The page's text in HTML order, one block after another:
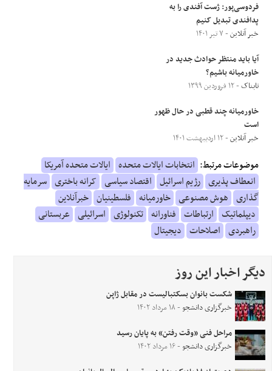
فردوسی‌پور: ژست آفندی را به
پدافندی تبدیل کنیم
خبر آنلاین- ۷ تیر ۱۴۰۱
آیا باید منتظر حوادث جدید در
خاورمیانه باشیم؟
تابناک- ۱۲ فروردین ۱۳۹۹
خاورمیانه چند قطبی در حال ظهور
است
خبر آنلاین- ۱۲ اردیبهشت ۱۴۰۱
موضوعات مرتبط: انتخابات ایالات متحده ایالات متحده آمریکا
انعطاف پذیری رژیم اسرائیل اقتصاد سیاسی کرانه باختری سرمایه
گذاری هوش مصنوعی خاورمیانه فلسطینیان خبرآنلاین
دیپلماتیک ارتباطات فناورانه تکنولوژی اسرائیلی عربستانی
راهبردی اصلاحات دیجیتال
دیگر اخبار این روز
شکست بانوان بسکتبالیست در مقابل ژاپن
خبرگزاری دانشجو- ۱۸ مرداد ۱۴۰۲
مراحل فنی «وقت رفتن» به پایان رسید
خبرگزاری دانشجو- ۱۶ مرداد ۱۴۰۲